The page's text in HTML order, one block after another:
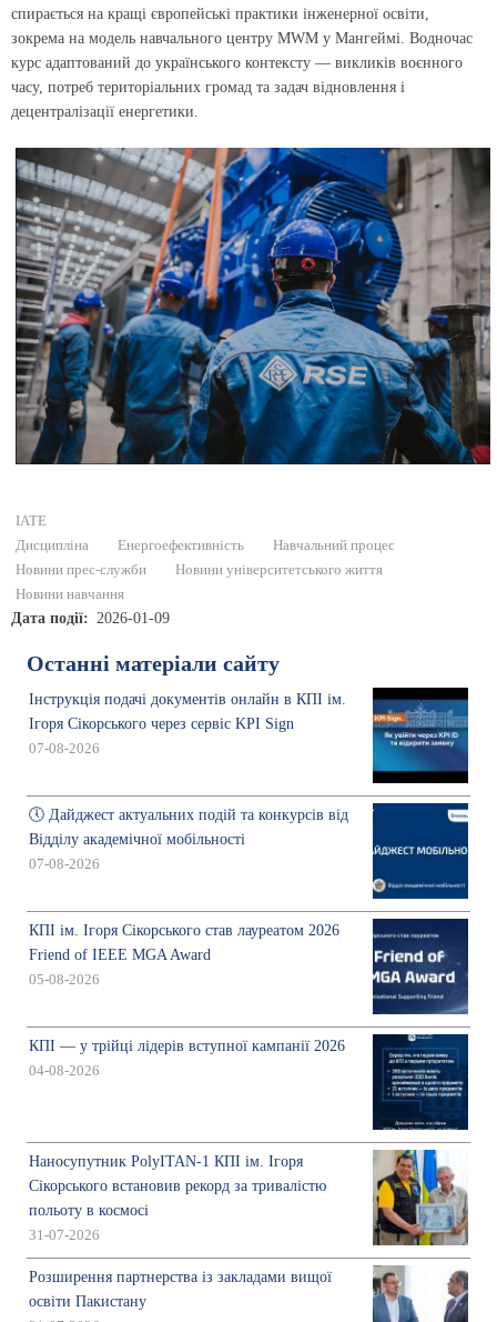
спирається на кращі європейські практики інженерної освіти,
зокрема на модель навчального центру MWM у Мангеймі. Водночас
курс адаптований до українського контексту — викликів воєнного
часу, потреб територіальних громад та задач відновлення і
децентралізації енергетики.
ІАТЕ
Дисципліна
Енергоефективність
Навчальний процес
Новини прес-служби
Новини університетського життя
Новини навчання
Дата події 2026-01-09
Останні матеріали сайту
Інструкція подачі документів онлайн в КПІ ім.
Ігоря Сікорського через сервіс KPI Sign
07-08-2026
🕔 Дайджест актуальних подій та конкурсів від
Відділу академічної мобільності
07-08-2026
КПІ ім. Ігоря Сікорського став лауреатом 2026
Friend of IEEE MGA Award
05-08-2026
КПІ — у трійці лідерів вступної кампанії 2026
04-08-2026
Наносупутник PolyITAN-1 КПІ ім. Ігоря
Сікорського встановив рекорд за тривалістю
польоту в космосі
31-07-2026
Розширення партнерства із закладами вищої
освіти Пакистану